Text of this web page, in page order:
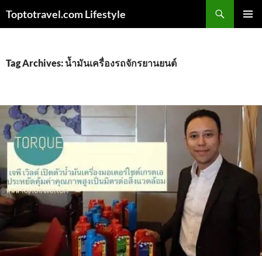
Toptotravel.com Lifestyle
Tag Archives: น้ำมันเครื่องรถจักรยานยนต์